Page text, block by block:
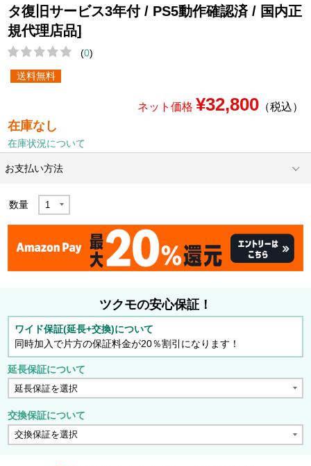
タ復旧サービス3年付 / PS5動作確認済 / 国内正
規代理店品]
(0)
送料無料
ネット価格 ¥32,800（税込）
在庫なし
在庫状況について
お支払い方法
数量
ツクモの安心保証！
ワイド保証(延長+交換)について
同時加入で片方の保証料金が20％割引になります！
延長保証について
交換保証について